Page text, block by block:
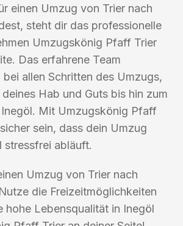
einen Umzug von Trier nach
steht dir das professionelle
Umzugskönig Pfaff Trier
Das erfahrene Team
allen Schritten des Umzugs,
Hab und Guts bis hin zum
Mit Umzugskönig Pfaff
sein, dass dein Umzug
stressfrei abläuft.
Umzug von Trier nach
die Freizeitmöglichkeiten
hohe Lebensqualität in Inegöl